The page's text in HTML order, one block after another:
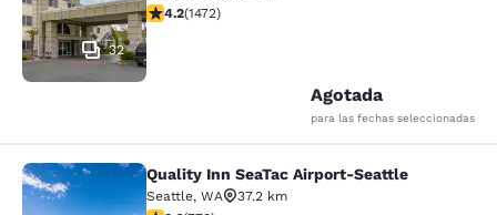
32
Calificación de 4.22 estrellas. Excelente. 1472 reseñas
4.2(1472)
Agotada
para las fechas seleccionadas
Quality Inn SeaTac Airport-Seattle
Quality Inn SeaTac Airport-Seattle
Seattle, WA
37.2 km